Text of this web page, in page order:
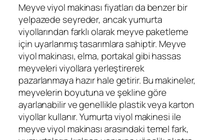
Meyve viyol makinası fiyatları da benzer bir
yelpazede seyreder, ancak yumurta
viyollarından farklı olarak meyve paketleme
için uyarlanmış tasarımlara sahiptir. Meyve
viyol makinası, elma, portakal gibi hassas
meyveleri viyollara yerleştirerek
pazarlanmaya hazır hale getirir. Bu makineler,
meyvelerin boyutuna ve şekline göre
ayarlanabilir ve genellikle plastik veya karton
viyollar kullanır. Yumurta viyol makinesi ile
meyve viyol makinası arasındaki temel fark,